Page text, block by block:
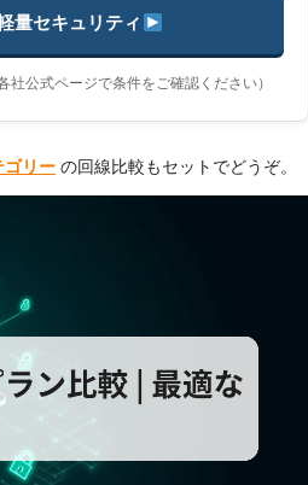
量セキュリティ
公式ページで条件をご確認ください）
ゴリーの回線比較もセットでどうぞ。